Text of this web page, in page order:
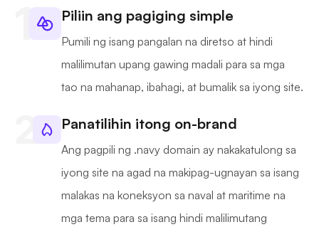
Piliin ang pagiging simple
Pumili ng isang pangalan na diretso at hindi
malilimutan upang gawing madali para sa mga
tao na mahanap, ibahagi, at bumalik sa iyong site.
Panatilihin itong on-brand
Ang pagpili ng .navy domain ay nakakatulong sa
iyong site na agad na makipag-ugnayan sa isang
malakas na koneksyon sa naval at maritime na
mga tema para sa isang hindi malilimutang